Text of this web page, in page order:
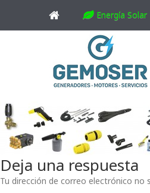
Energía Solar
Deja una respuesta
Tu dirección de correo electrónico no